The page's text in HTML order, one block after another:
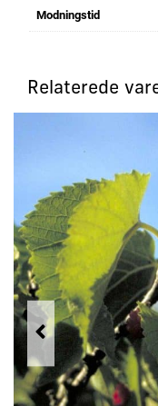
Modningstid
Relaterede